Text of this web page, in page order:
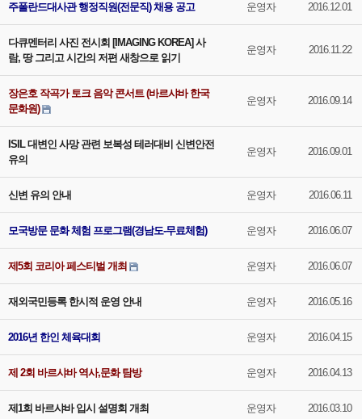
주폴란드대사관 행정직원(전문직) 채용 공고 운영자 2016.12.01
다큐멘터리 사진 전시회 [IMAGING KOREA] 사
람, 땅 그리고 시간의 저편 새창으로 읽기
운영자 2016.11.22
장은호 작곡가 토크 음악 콘서트 (바르샤바 한국
문화원)
운영자 2016.09.14
ISIL 대변인 사망 관련 보복성 테러대비 신변안전
유의
운영자 2016.09.01
신변 유의 안내 운영자 2016.06.11
모국방문 문화 체험 프로그램(경남도-무료체험) 운영자 2016.06.07
제5회 코리아 페스티벌 개최 운영자 2016.06.07
재외국민등록 한시적 운영 안내 운영자 2016.05.16
2016년 한인 체육대회 운영자 2016.04.15
제 2회 바르샤바 역사,문화 탐방 운영자 2016.04.13
제1회 바르샤바 입시 설명회 개최 운영자 2016.03.10